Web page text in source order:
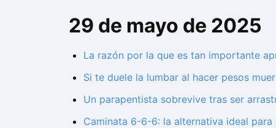
29 de mayo de 2025
La razón por la que es tan importante
Si te duele la lumbar al hacer pesos
Un parapentista sobrevive tras ser
Caminata 6-6-6: la alternativa ideal